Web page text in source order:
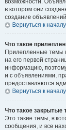
возможности.
в котором они
создание
Вернуться к началу
Что такое
Прилепленные темы
на его первой
информацию,
и с объявлениями,
предоставляются
Вернуться к началу
Что такое закрытые
Это такие темы, в
сообщения, и все